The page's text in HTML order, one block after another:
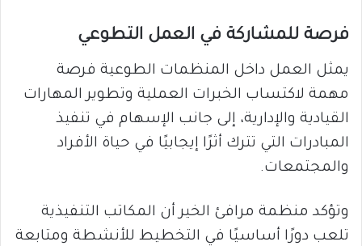
فرصة للمشاركة في العمل التطوعي
يمثل العمل داخل المنظمات الطوعية فرصة
مهمة لاكتساب الخبرات العملية وتطوير المهارات
القيادية والإدارية، إلى جانب الإسهام في تنفيذ
المبادرات التي تترك أثرًا إيجابيًا في حياة الأفراد
والمجتمعات.
وتؤكد منظمة مرافئ الخير أن المكاتب التنفيذية
تلعب دورًا أساسيًا في التخطيط للأنشطة ومتابعة